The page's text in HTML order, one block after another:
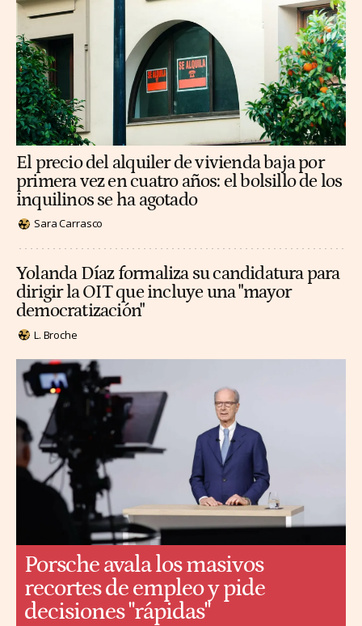
El precio del alquiler de vivienda baja por
primera vez en cuatro años: el bolsillo de los
inquilinos se ha agotado
Sara Carrasco
Yolanda Díaz formaliza su candidatura para
dirigir la OIT que incluye una "mayor
democratización"
L. Broche
Porsche avala los masivos
recortes de empleo y pide
decisiones "rápidas"